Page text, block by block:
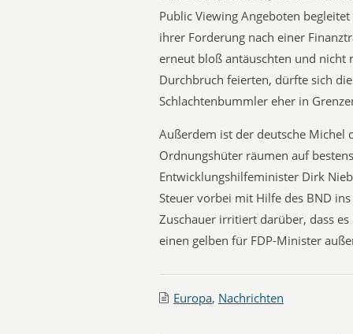
Public Viewing Angeboten
ihrer Forderung nach einer
erneut bloß antäuschten und nicht
Durchbruch feierten, dürfte sich
Schlachtenbummler eher in
Außerdem ist der deutsche Michel
Ordnungshüter räumen auf
Entwicklungshilfeminister Dirk
Steuer vorbei mit Hilfe des BND
Zuschauer irritiert darüber, dass
einen gelben für FDP-Minister
Europa, Nachrichten